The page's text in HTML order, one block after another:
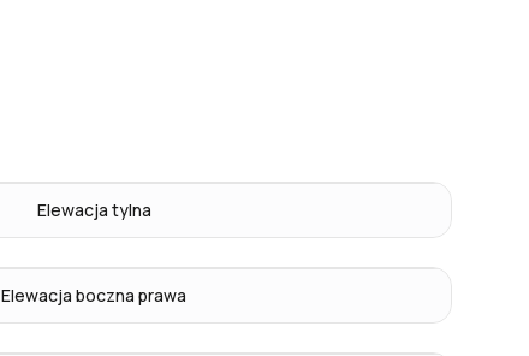
Elewacja tylna
Elewacja boczna prawa